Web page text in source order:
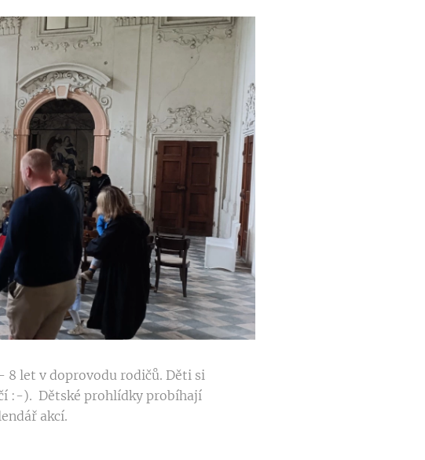
8 let v doprovodu rodičů. Děti si
:-). Dětské prohlídky probíhají
akcí.